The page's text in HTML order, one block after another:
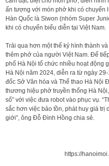
ấn tượng với món phở khi có chuyến
Hàn Quốc là Siwon (nhóm Super
khi có chuyến biểu diễn tại Việt Nam.
Trải qua hơn một thế kỷ hình thành
thêm phở của người Việt Nam. Để
phố Hà Nội tổ chức nhiều hoạt động
Hà Nội năm 2024, diễn ra từ ngày
đốc Sở Văn hóa và Thể thao Hà Nội
thương hiệu phở truyền thống Hà
số” với việc đưa robot vào phục vụ.
sắc hơn việc bảo tồn, phát huy giá
giới”, ông Đỗ Đình Hồng chia sẻ.
https://